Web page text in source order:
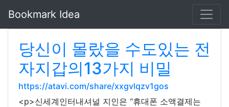
Bookmark Idea
당신이 몰랐을 수도있는 전
자지갑의13가지 비밀
https://atavi.com/share/xxgvlqzv1gos
<p>신세계인터내셔널 지인은 “휴대폰 소액결제는